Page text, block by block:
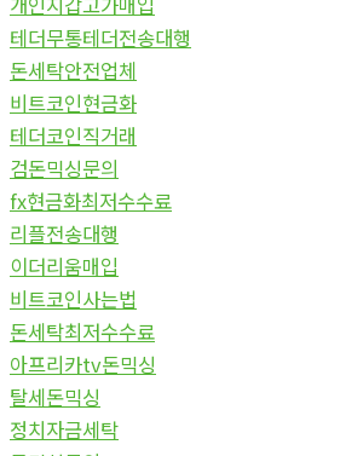
테더무통테더전송대행
돈세탁안전업체
비트코인현금화
테더코인직거래
검돈믹싱문의
fx현금화최저수수료
리플전송대행
이더리움매입
비트코인사는법
돈세탁최저수수료
아프리카tv돈믹싱
탈세돈믹싱
정치자금세탁